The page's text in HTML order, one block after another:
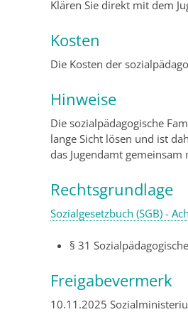
Klären Sie direkt mit dem
Kosten
Die Kosten der
Hinweise
Die sozialpädagogische
lange Sicht lösen und ist
das Jugendamt
Rechtsgrundlage
Sozialgesetzbuch (SGB) -
§ 31
Freigabevermerk
10.11.2025